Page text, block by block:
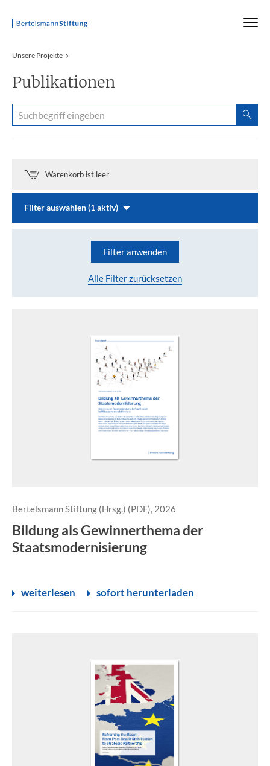
Startseite
Unsere Projekte
Publikationen
Warenkorb ist leer
Filter auswählen (1 aktiv)
Filter anwenden
Alle Filter zurücksetzen
Bertelsmann Stiftung (Hrsg.) (PDF), 2026
Bildung als Gewinnerthema der
Staatsmodernisierung
weiterlesen sofort herunterladen